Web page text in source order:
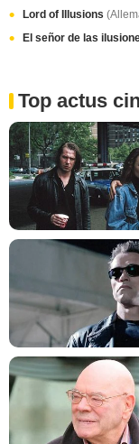
Lord of Illusions
El señor de las
Top actus